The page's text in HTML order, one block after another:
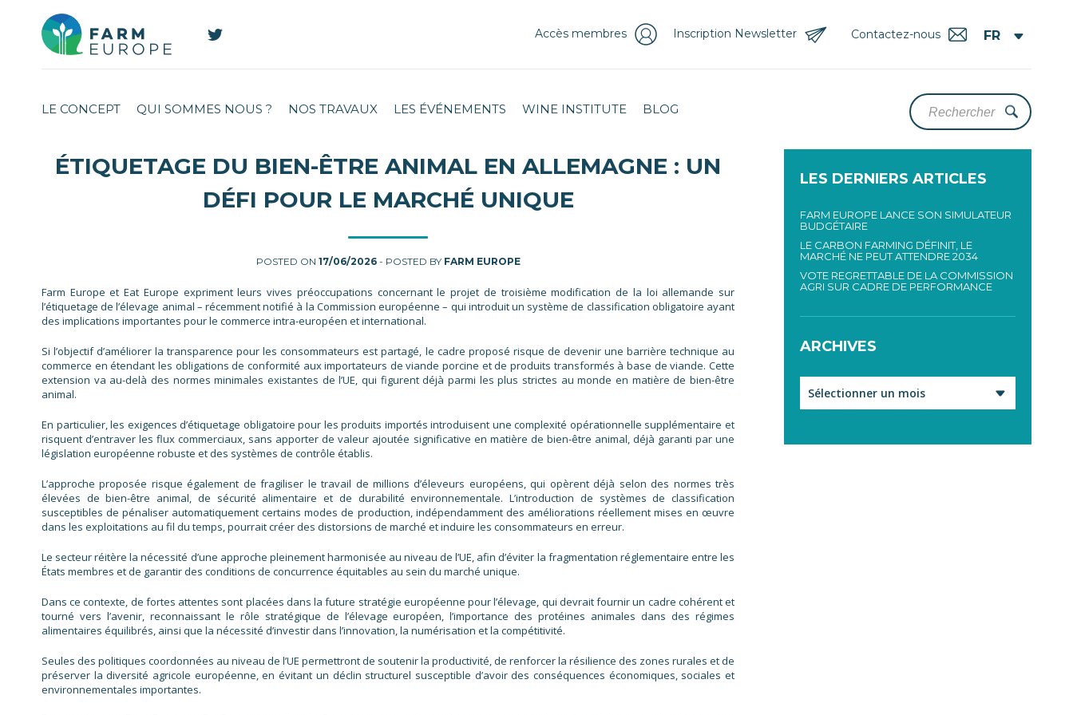
Contactez-nous
Inscription Newsletter
Accès membres
LE CONCEPT QUI SOMMES NOUS ? NOS TRAVAUX LES ÉVÉNEMENTS WINE INSTITUTE BLOG
ÉTIQUETAGE DU BIEN-ÊTRE ANIMAL EN ALLEMAGNE : UN
DÉFI POUR LE MARCHÉ UNIQUE
POSTED ON 17/06/2026- POSTED BY FARM EUROPE
Farm Europe et Eat Europe expriment leurs vives préoccupations concernant le projet de troisième modification de la loi allemande sur
l’étiquetage de l’élevage animal – récemment notifié à la Commission européenne – qui introduit un système de classification obligatoire ayant
des implications importantes pour le commerce intra-européen et international.
Si l’objectif d’améliorer la transparence pour les consommateurs est partagé, le cadre proposé risque de devenir une barrière technique au
commerce en étendant les obligations de conformité aux importateurs de viande porcine et de produits transformés à base de viande. Cette
extension va au-delà des normes minimales existantes de l’UE, qui figurent déjà parmi les plus strictes au monde en matière de bien-être
animal.
En particulier, les exigences d’étiquetage obligatoire pour les produits importés introduisent une complexité opérationnelle supplémentaire et
risquent d’entraver les flux commerciaux, sans apporter de valeur ajoutée significative en matière de bien-être animal, déjà garanti par une
législation européenne robuste et des systèmes de contrôle établis.
L’approche proposée risque également de fragiliser le travail de millions d’éleveurs européens, qui opèrent déjà selon des normes très
élevées de bien-être animal, de sécurité alimentaire et de durabilité environnementale. L’introduction de systèmes de classification
susceptibles de pénaliser automatiquement certains modes de production, indépendamment des améliorations réellement mises en œuvre
dans les exploitations au fil du temps, pourrait créer des distorsions de marché et induire les consommateurs en erreur.
Le secteur réitère la nécessité d’une approche pleinement harmonisée au niveau de l’UE, afin d’éviter la fragmentation réglementaire entre les
États membres et de garantir des conditions de concurrence équitables au sein du marché unique.
Dans ce contexte, de fortes attentes sont placées dans la future stratégie européenne pour l’élevage, qui devrait fournir un cadre cohérent et
tourné vers l’avenir, reconnaissant le rôle stratégique de l’élevage européen, l’importance des protéines animales dans des régimes
alimentaires équilibrés, ainsi que la nécessité d’investir dans l’innovation, la numérisation et la compétitivité.
Seules des politiques coordonnées au niveau de l’UE permettront de soutenir la productivité, de renforcer la résilience des zones rurales et de
préserver la diversité agricole européenne, en évitant un déclin structurel susceptible d’avoir des conséquences économiques, sociales et
environnementales importantes.
LES DERNIERS ARTICLES
FARM EUROPE LANCE SON SIMULATEUR
BUDGÉTAIRE
LE CARBON FARMING DÉFINIT, LE
MARCHÉ NE PEUT ATTENDRE 2034
VOTE REGRETTABLE DE LA COMMISSION
AGRI SUR CADRE DE PERFORMANCE
ARCHIVES